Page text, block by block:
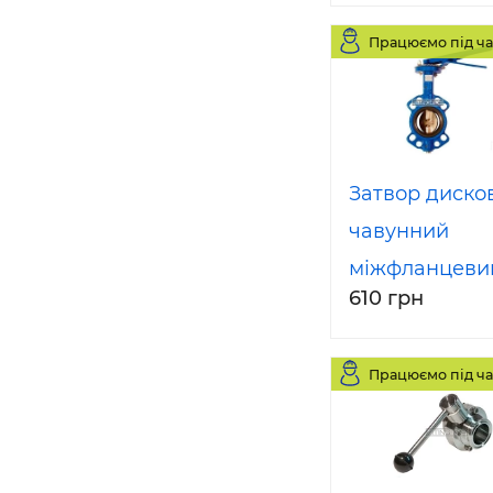
Працюємо під
Затвор
чавунний
50
610 грн
Працюємо під